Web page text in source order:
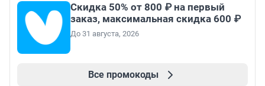
Скидка 50% от 800 ₽ на первый
заказ, максимальная скидка 600 ₽
До 31 августа, 2026
Все промокоды